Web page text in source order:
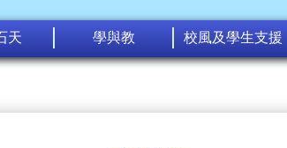
天 學與教 校風及學生支援